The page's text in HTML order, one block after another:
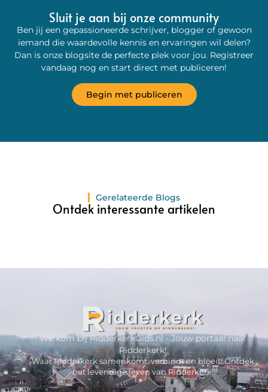
Sluit je aan bij onze community
Ben jij een gepassioneerde schrijver, blogger of gewoon
iemand die waardevolle kennis en ervaringen wil delen?
Dan is onze blogsite de perfecte plek voor jou. Registreer
vandaag nog en start direct met publiceren!
Begin met publiceren
Gerelateerde Blogs
Ontdek interessante artikelen
Welkom bij RidderkerkGids.nl - Jouw portaal naar
Ridderkerk!
Waar Ridderkerk samenkomt, verbindt en bloeit! Ontdek
het levendige leven van Ridderkerk.